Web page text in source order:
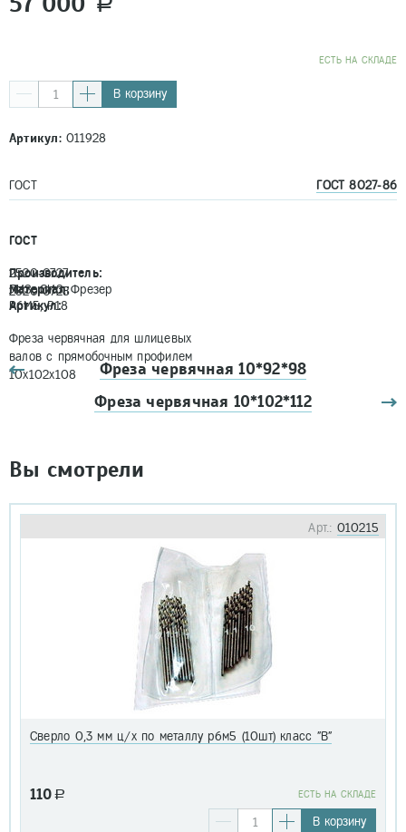
a
EСТЬ НА СКЛАДЕ
В корзину
Артикул:011928
ГОСТ ГОСТ 8027-86
ГОСТ
2520-0727
2520-0728
Производитель:
ЛИЗ, СИЗ, Фрезер
Материал:
Р6М5, Р18
Артикул:
Фреза червячная для шлицевых
валов с прямобочным профилем
10х102х108
Фреза червячная 10*92*98
Фреза червячная 10*102*112
Вы смотрели
Арт.: 010215
Сверло 0,3 мм ц/х по металлу р6м5 (10шт) класс "В"
110 a EСТЬ НА СКЛАДЕ
В корзину